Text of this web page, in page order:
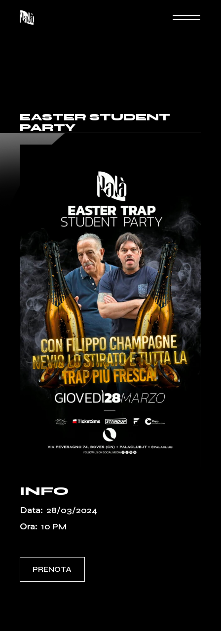
EASTER STUDENT
PARTY
INFO
Data: 28/03/2024
Ora: 10 PM
PRENOTA